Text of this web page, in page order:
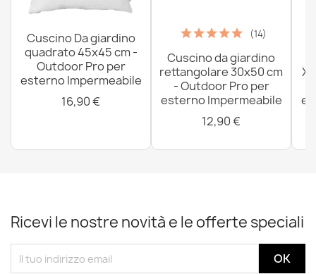
Cuscino Da giardino
quadrato 45x45 cm -
Outdoor Pro per
esterno Impermeabile
16,90 €
(14)
Cuscino da giardino
rettangolare 30x50 cm
- Outdoor Pro per
esterno Impermeabile
12,90 €
Ricevi le nostre novità e le offerte speciali